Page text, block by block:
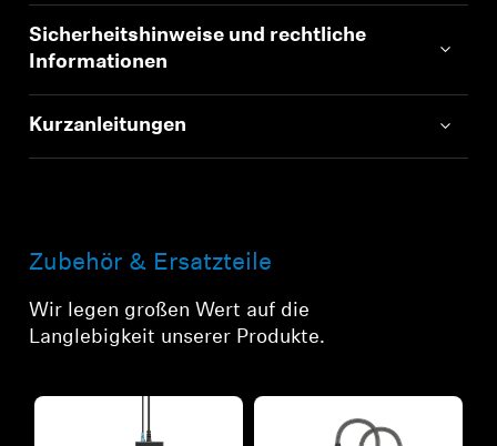
Sicherheitshinweise und rechtliche
Informationen
Kurzanleitungen
Zubehör & Ersatzteile
Wir legen großen Wert auf die
Langlebigkeit unserer Produkte.